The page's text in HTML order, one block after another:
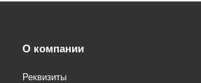
О компании
Реквизиты